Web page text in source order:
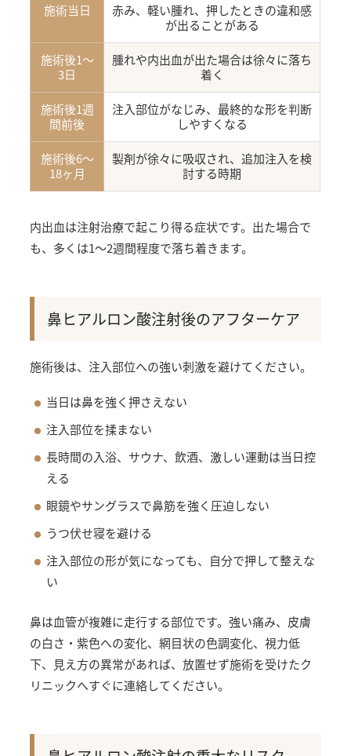
施術当日
赤み、軽い腫れ、押したときの違和感
が出ることがある
施術後1〜
3日
腫れや内出血が出た場合は徐々に落ち
着く
施術後1週
間前後
注入部位がなじみ、最終的な形を判断
しやすくなる
施術後6〜
18ヶ月
製剤が徐々に吸収され、追加注入を検
討する時期
内出血は注射治療で起こり得る症状です。出た場合で
も、多くは1〜2週間程度で落ち着きます。
鼻ヒアルロン酸注射後のアフターケア
施術後は、注入部位への強い刺激を避けてください。
当日は鼻を強く押さえない
注入部位を揉まない
長時間の入浴、サウナ、飲酒、激しい運動は当日控
える
眼鏡やサングラスで鼻筋を強く圧迫しない
うつ伏せ寝を避ける
注入部位の形が気になっても、自分で押して整えな
い
鼻は血管が複雑に走行する部位です。強い痛み、皮膚
の白さ・紫色への変化、網目状の色調変化、視力低
下、見え方の異常があれば、放置せず施術を受けたク
リニックへすぐに連絡してください。